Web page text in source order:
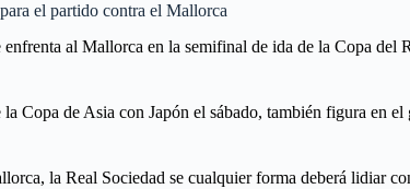
el partido contra el Mallorca
enfrenta al Mallorca en la semifinal de ida de la Copa
Copa de Asia con Japón el sábado, también figura en
la Real Sociedad se cualquier forma deberá lidiar